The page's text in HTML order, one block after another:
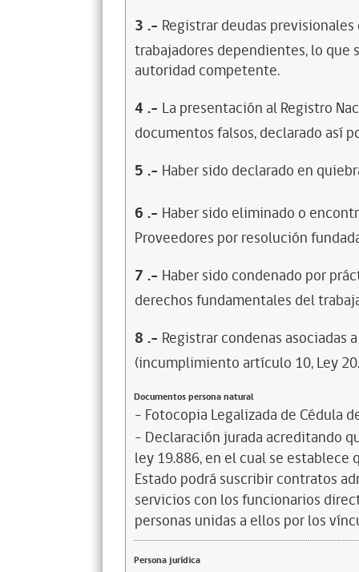
3 .- Registrar deudas
trabajadores dependientes, lo
autoridad competente.
4 .- La presentación al Registro
documentos falsos, declarado así
5 .- Haber sido declarado en
6 .- Haber sido eliminado o
Proveedores por resolución
7 .- Haber sido condenado por
derechos fundamentales del
8 .- Registrar condenas asociadas
(incumplimiento artículo 10, Ley
Documentos persona natural
- Fotocopia Legalizada de Cédula
- Declaración jurada acreditando
ley 19.886, en el cual se
Estado podrá suscribir contratos
servicios con los funcionarios
personas unidas a ellos por los
Persona jurídica